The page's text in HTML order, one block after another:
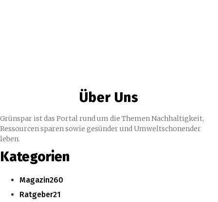
Über Uns
Grünspar ist das Portal rund um die Themen Nachhaltigkeit,
Ressourcen sparen sowie gesünder und Umweltschonender
leben.
Kategorien
Magazin260
Ratgeber21